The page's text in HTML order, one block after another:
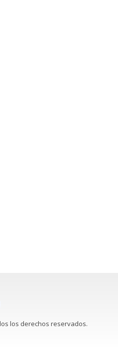
los derechos reservados.